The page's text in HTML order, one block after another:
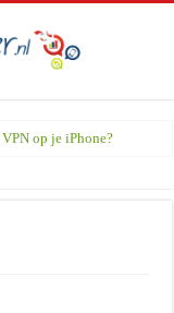
op je iPhone?